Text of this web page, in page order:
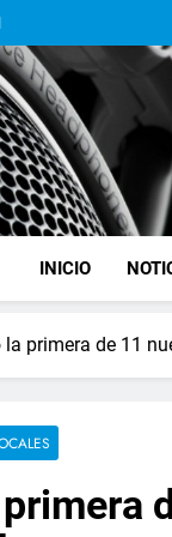
INICIO
la primera de 11